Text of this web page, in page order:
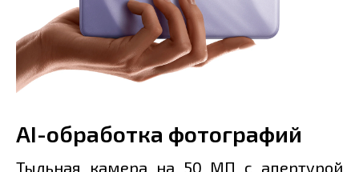
AI-обработка фотографий
Тыльная камера на 50 МП с апертурой